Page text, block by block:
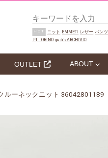
HOT ニット EMMETI レザー パンツ
PT TORINO giab‘s ARCHIVIO
OUTLET ABOUT
ルーネックニット 36042801189